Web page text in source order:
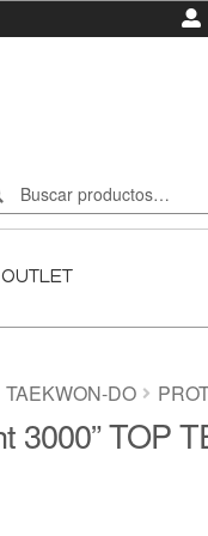
OUTLET
TAEKWON-DO
3000” TOP